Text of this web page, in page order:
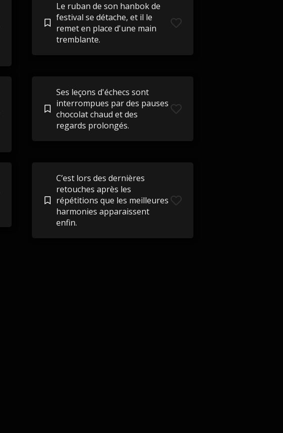
Le ruban de son hanbok de
festival se détache, et il le
remet en place d'une main
tremblante.
Ses leçons d'échecs sont
interrompues par des pauses
chocolat chaud et des
regards prolongés.
C’est lors des dernières
retouches après les
répétitions que les meilleures
harmonies apparaissent
enfin.